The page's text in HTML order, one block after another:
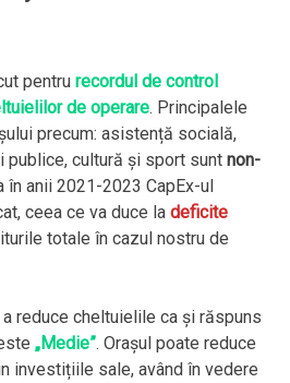
pentrurecordul de control
de operare. Principalele
precum: asistență socială,
publice, cultură şi sport suntnon-
în anii 2021-2023 CapEx-ul
ceea ce va duce ladeficite
totale în cazul nostru de
reduce cheltuielile ca şi răspuns
„Medie”. Oraşul poate reduce
investițiile sale, având în vedere